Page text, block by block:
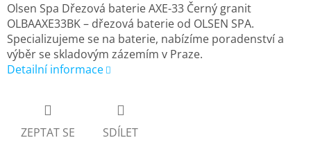
Olsen Spa Dřezová baterie AXE-33 Černý granit
OLBAAXE33BK – dřezová baterie od OLSEN SPA.
Specializujeme se na baterie, nabízíme poradenství a
výběr se skladovým zázemím v Praze.
Detailní informace
ZEPTAT SE SDÍLET